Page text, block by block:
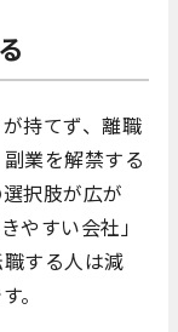
持てず、離職
業を解禁する
択肢が広が
やすい会社」
する人は減
。